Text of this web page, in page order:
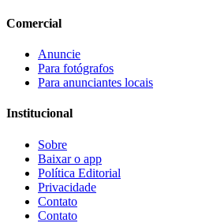
Comercial
Anuncie
Para fotógrafos
Para anunciantes locais
Institucional
Sobre
Baixar o app
Política Editorial
Privacidade
Contato
Contato